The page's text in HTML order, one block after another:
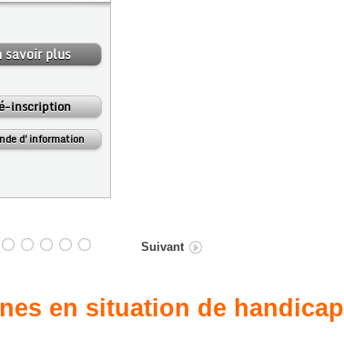
savoir plus
inscription
d'information
Suivant
en situation de handicap